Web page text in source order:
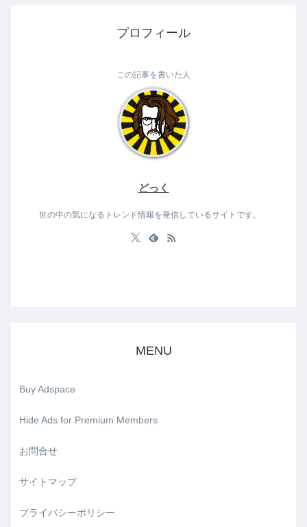
プロフィール
この記事を書いた人
どっく
世の中の気になるトレンド情報を発信しているサイトです。
MENU
Buy Adspace
Hide Ads for Premium Members
お問合せ
サイトマップ
プライバシーポリシー